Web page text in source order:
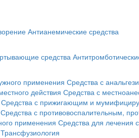
Антианемические средства
средства
применения Средства с
действия Средства с
Средства с прижигающим и
Средства с противовоспалительным,
применения Средства для лечения